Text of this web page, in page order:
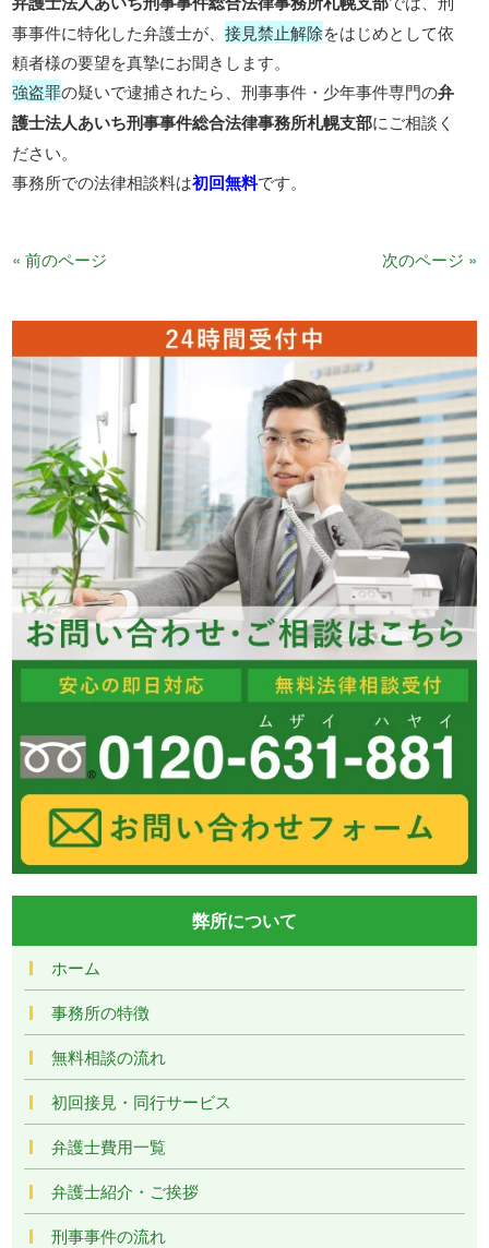
事事件に特化した弁護士が、接見禁止解除をはじめとして依
頼者様の要望を真摯にお聞きします。
強盗罪の疑いで逮捕されたら、刑事事件・少年事件専門の弁
護士法人あいち刑事事件総合法律事務所札幌支部にご相談く
ださい。
事務所での法律相談料は初回無料です。
« 前のページ 次のページ »
弊所について
ホーム
事務所の特徴
無料相談の流れ
初回接見・同行サービス
弁護士費用一覧
弁護士紹介・ご挨拶
刑事事件の流れ